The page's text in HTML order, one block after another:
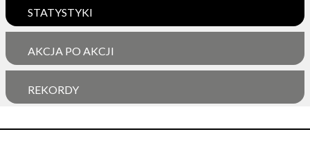
STATYSTYKI
AKCJA PO AKCJI
REKORDY